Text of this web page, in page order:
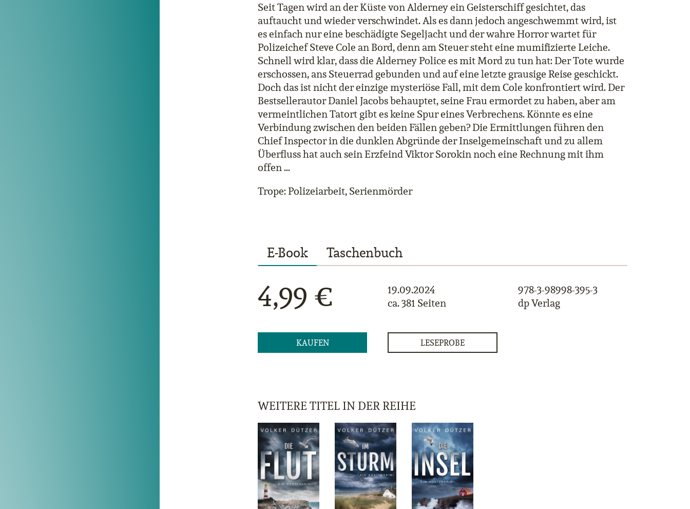
Seit Tagen wird an der Küste von Alderney ein Geisterschiff gesichtet, das
auftaucht und wieder verschwindet. Als es dann jedoch angeschwemmt wird, ist
es einfach nur eine beschädigte Segeljacht und der wahre Horror wartet für
Polizeichef Steve Cole an Bord, denn am Steuer steht eine mumifizierte Leiche.
Schnell wird klar, dass die Alderney Police es mit Mord zu tun hat: Der Tote wurde
erschossen, ans Steuerrad gebunden und auf eine letzte grausige Reise geschickt.
Doch das ist nicht der einzige mysteriöse Fall, mit dem Cole konfrontiert wird. Der
Bestsellerautor Daniel Jacobs behauptet, seine Frau ermordet zu haben, aber am
vermeintlichen Tatort gibt es keine Spur eines Verbrechens. Könnte es eine
Verbindung zwischen den beiden Fällen geben? Die Ermittlungen führen den
Chief Inspector in die dunklen Abgründe der Inselgemeinschaft und zu allem
Überfluss hat auch sein Erzfeind Viktor Sorokin noch eine Rechnung mit ihm
offen …
Trope: Polizeiarbeit, Serienmörder
E-Book Taschenbuch
4,99 €
19.09.2024
ca. 381 Seiten
978-3-98998-395-3
dp Verlag
KAUFEN LESEPROBE
WEITERE TITEL IN DER REIHE